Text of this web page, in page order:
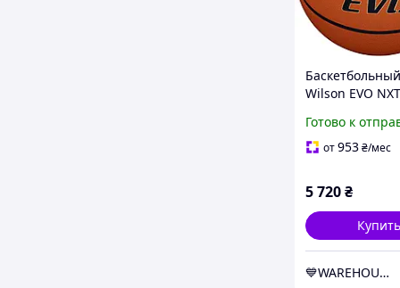
Wilson EVO
Готово к
от953₴/мес
5 720₴
💙WAREHOUSE💛